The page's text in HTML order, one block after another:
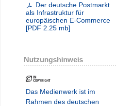
Der deutsche Postmarkt
als Infrastruktur für
europäischen E-Commerce
[PDF 2.25 mb]
Nutzungshinweis
Das Medienwerk ist im
Rahmen des deutschen